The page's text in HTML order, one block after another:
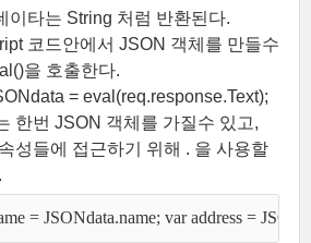
이타는 String 처럼 반환된다.
코드안에서 JSON 객체를 만들수
을 호출한다.
= eval(req.response.Text);
한번 JSON 객체를 가질수 있고,
성들에 접근하기 위해 . 을 사용할
= JSONdata.name; var address =